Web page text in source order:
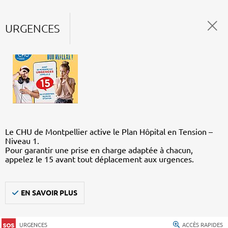
URGENCES
Le CHU de Montpellier active le Plan Hôpital en Tension –
Niveau 1.
Pour garantir une prise en charge adaptée à chacun,
appelez le 15 avant tout déplacement aux urgences.
EN SAVOIR PLUS
URGENCES ACCÈS RAPIDES